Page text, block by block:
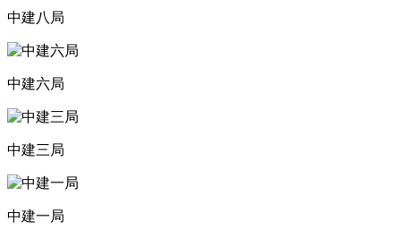
中建八局
中建六局
中建三局
中建一局